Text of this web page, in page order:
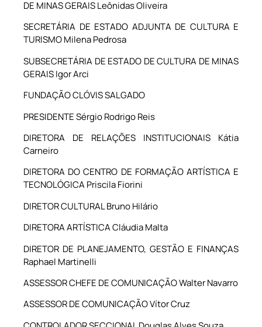
DE MINAS GERAIS Leônidas Oliveira
SECRETÁRIA DE ESTADO ADJUNTA DE CULTURA E
TURISMO Milena Pedrosa
SUBSECRETÁRIA DE ESTADO DE CULTURA DE MINAS
GERAIS Igor Arci
FUNDAÇÃO CLÓVIS SALGADO
PRESIDENTE Sérgio Rodrigo Reis
DIRETORA DE RELAÇÕES INSTITUCIONAIS Kátia
Carneiro
DIRETORA DO CENTRO DE FORMAÇÃO ARTÍSTICA E
TECNOLÓGICA Priscila Fiorini
DIRETOR CULTURAL Bruno Hilário
DIRETORA ARTÍSTICA Cláudia Malta
DIRETOR DE PLANEJAMENTO, GESTÃO E FINANÇAS
Raphael Martinelli
ASSESSOR CHEFE DE COMUNICAÇÃO Walter Navarro
ASSESSOR DE COMUNICAÇÃO Vítor Cruz